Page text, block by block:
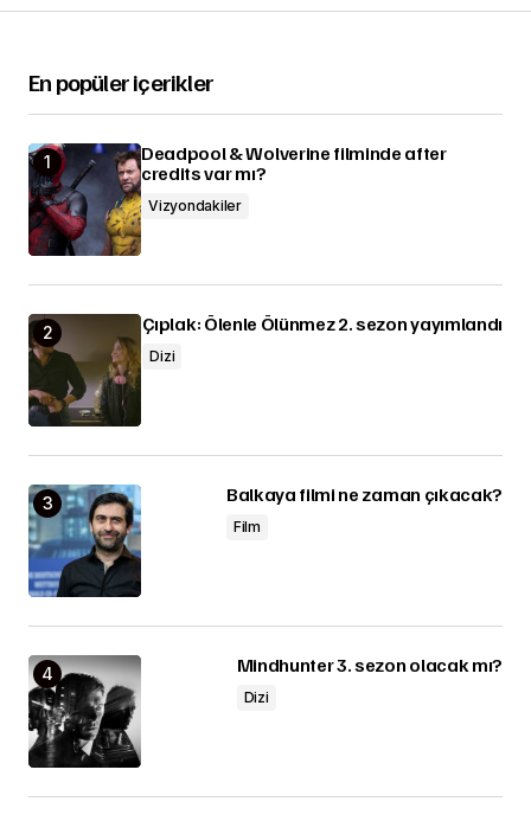
En popüler içerikler
Deadpool & Wolverine filminde after
credits var mı?
Vizyondakiler
Çıplak: Ölenle Ölünmez 2. sezon yayımlandı
Dizi
Balkaya filmi ne zaman çıkacak?
Film
Mindhunter 3. sezon olacak mı?
Dizi